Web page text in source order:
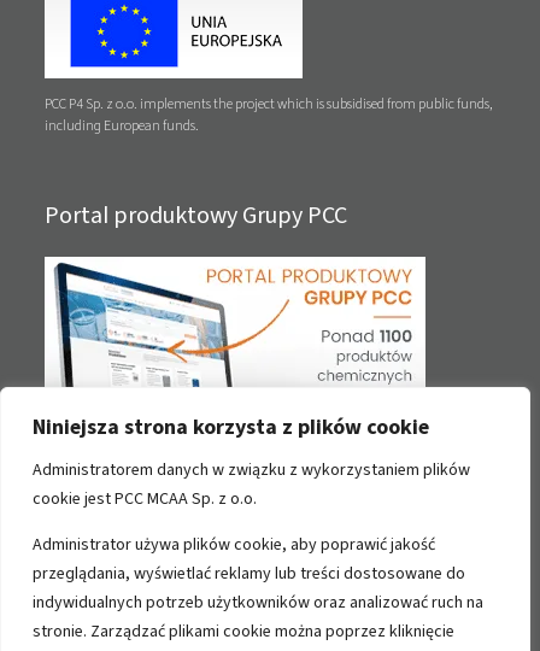
Niniejsza strona korzysta z plików cookie
Administratorem danych w związku z wykorzystaniem plików
cookie jest PCC MCAA Sp. z o.o.
Administrator używa plików cookie, aby poprawić jakość
przeglądania, wyświetlać reklamy lub treści dostosowane do
indywidualnych potrzeb użytkowników oraz analizować ruch na
stronie. Zarządzać plikami cookie można poprzez kliknięcie
PCC P4 Sp. z o.o. implements the project which is subsidised from public funds,
including European funds.
Portal produktowy Grupy PCC
Kontakt
PCC MCAA Sp. z o.o.
ul. Sienkiewicza 4
56-120 Brzeg Dolny